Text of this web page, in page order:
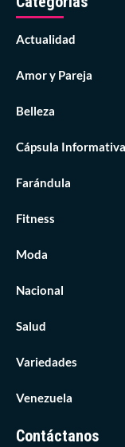
Actualidad
Amor y Pareja
Belleza
Cápsula Informativa
Farándula
Fitness
Moda
Nacional
Salud
Variedades
Venezuela
Contáctanos